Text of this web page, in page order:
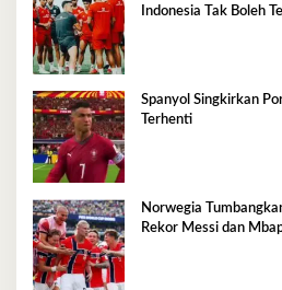
Indonesia Tak Boleh
Spanyol Singkirkan
Terhenti
Norwegia
Rekor Messi dan